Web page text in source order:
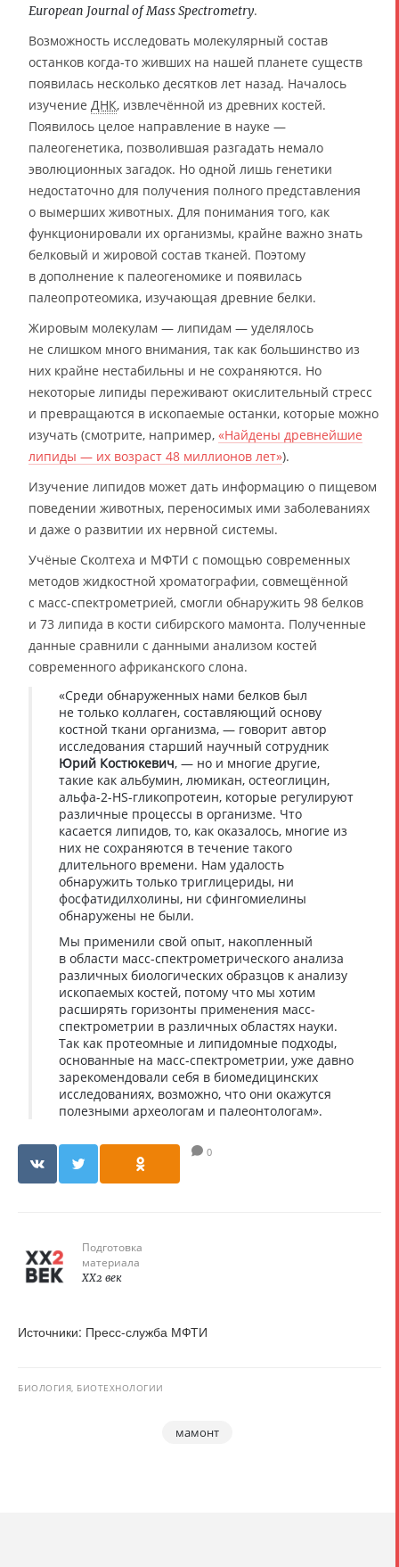
European Journal of Mass Spectrometry.
Возможность исследовать молекулярный состав
останков когда-то живших на нашей планете существ
появилась несколько десятков лет назад. Началось
изучение ДНК, извлечённой из древних костей.
Появилось целое направление в науке —
палеогенетика, позволившая разгадать немало
эволюционных загадок. Но одной лишь генетики
недостаточно для получения полного представления
о вымерших животных. Для понимания того, как
функционировали их организмы, крайне важно знать
белковый и жировой состав тканей. Поэтому
в дополнение к палеогеномике и появилась
палеопротеомика, изучающая древние белки.
Жировым молекулам — липидам — уделялось
не слишком много внимания, так как большинство из
них крайне нестабильны и не сохраняются. Но
некоторые липиды переживают окислительный стресс
и превращаются в ископаемые останки, которые можно
изучать (смотрите, например, «Найдены древнейшие
липиды — их возраст 48 миллионов лет»).
Изучение липидов может дать информацию о пищевом
поведении животных, переносимых ими заболеваниях
и даже о развитии их нервной системы.
Учёные Сколтеха и МФТИ с помощью современных
методов жидкостной хроматографии, совмещённой
с масс-спектрометрией, смогли обнаружить 98 белков
и 73 липида в кости сибирского мамонта. Полученные
данные сравнили с данными анализом костей
современного африканского слона.
«Среди обнаруженных нами белков был
не только коллаген, составляющий основу
костной ткани организма, — говорит автор
исследования старший научный сотрудник
Юрий Костюкевич, — но и многие другие,
такие как альбумин, люмикан, остеоглицин,
альфа-2-HS-гликопротеин, которые регулируют
различные процессы в организме. Что
касается липидов, то, как оказалось, многие из
них не сохраняются в течение такого
длительного времени. Нам удалость
обнаружить только триглицериды, ни
фосфатидилхолины, ни сфингомиелины
обнаружены не были.
Мы применили свой опыт, накопленный
в области масс-спектрометрического анализа
различных биологических образцов к анализу
ископаемых костей, потому что мы хотим
расширять горизонты применения масс-
спектрометрии в различных областях науки.
Так как протеомные и липидомные подходы,
основанные на масс-спектрометрии, уже давно
зарекомендовали себя в биомедицинских
исследованиях, возможно, что они окажутся
полезными археологам и палеонтологам».
0
Подготовка
материала
XX2 век
Источники: Пресс-служба МФТИ
БИОЛОГИЯ, БИОТЕХНОЛОГИИ
мамонт